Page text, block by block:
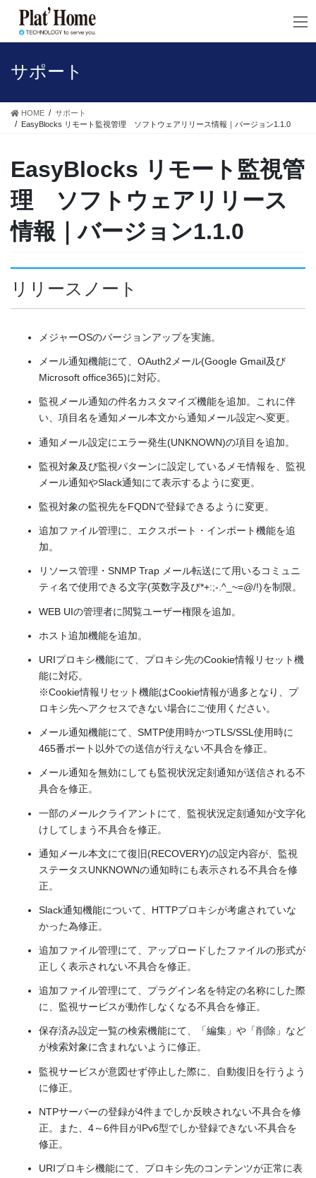
サポート
HOME
サポート
EasyBlocks リモート監視管理 ソフトウェアリリース情報｜バージョン1.1.0
EasyBlocks リモート監視管
理 ソフトウェアリリース
情報｜バージョン1.1.0
リリースノート
メジャーOSのバージョンアップを実施。
メール通知機能にて、OAuth2メール(Google Gmail及び
Microsoft office365)に対応。
監視メール通知の件名カスタマイズ機能を追加。これに伴
い、項目名を通知メール本文から通知メール設定へ変更。
通知メール設定にエラー発生(UNKNOWN)の項目を追加。
監視対象及び監視パターンに設定しているメモ情報を、監視
メール通知やSlack通知にて表示するように変更。
監視対象の監視先をFQDNで登録できるように変更。
追加ファイル管理に、エクスポート・インポート機能を追
加。
リソース管理・SNMP Trap メール転送にて用いるコミュニ
ティ名で使用できる文字(英数字及び*+:;-.^_~=@/!)を制限。
WEB UIの管理者に閲覧ユーザー権限を追加。
ホスト追加機能を追加。
URIプロキシ機能にて、プロキシ先のCookie情報リセット機
能に対応。
※Cookie情報リセット機能はCookie情報が過多となり、プ
ロキシ先へアクセスできない場合にご使用ください。
メール通知機能にて、SMTP使用時かつTLS/SSL使用時に
465番ポート以外での送信が行えない不具合を修正。
メール通知を無効にしても監視状況定刻通知が送信される不
具合を修正。
一部のメールクライアントにて、監視状況定刻通知が文字化
けしてしまう不具合を修正。
通知メール本文にて復旧(RECOVERY)の設定内容が、監視
ステータスUNKNOWNの通知時にも表示される不具合を修
正。
Slack通知機能について、HTTPプロキシが考慮されていな
かった為修正。
追加ファイル管理にて、アップロードしたファイルの形式が
正しく表示されない不具合を修正。
追加ファイル管理にて、プラグイン名を特定の名称にした際
に、監視サービスが動作しなくなる不具合を修正。
保存済み設定一覧の検索機能にて、「編集」や「削除」など
が検索対象に含まれないように修正。
監視サービスが意図せず停止した際に、自動復旧を行うよう
に修正。
NTPサーバーの登録が4件までしか反映されない不具合を修
正。また、4～6件目がIPv6型でしか登録できない不具合を
修正。
URIプロキシ機能にて、プロキシ先のコンテンツが正常に表